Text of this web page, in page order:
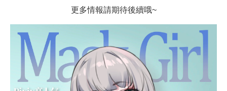
更多情報請期待後續哦~